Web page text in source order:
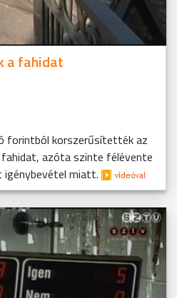
a fahidat
forintból korszerűsítették az
azóta szinte félévente
miatt.